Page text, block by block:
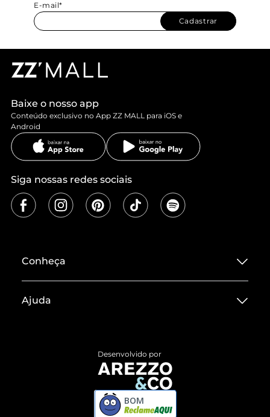
E-mail*
Cadastrar
Baixe o nosso app
Conteúdo exclusivo no App ZZ MALL para iOS e
Android
Siga nossas redes sociais
Conheça
Termos de Uso
ZZ MALL é confiável
Ajuda
Devolução do Produto
Compre pelo WhatsApp
Desenvolvido por
BOM